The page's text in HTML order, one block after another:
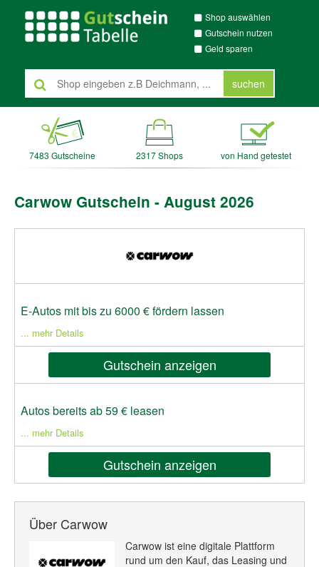
Shop auswählen
Gutschein nutzen
Geld sparen
suchen
7483 Gutscheine 2317 Shops von Hand getestet
Carwow Gutschein - August 2026
E-Autos mit bis zu 6000 € fördern lassen
... mehr Details
Gutschein anzeigen
Autos bereits ab 59 € leasen
... mehr Details
Gutschein anzeigen
Über Carwow
Carwow ist eine digitale Plattform
rund um den Kauf, das Leasing und